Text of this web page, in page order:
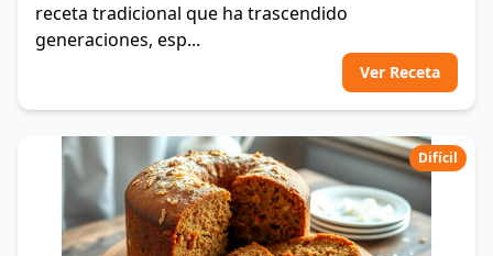
receta tradicional que ha trascendido
generaciones, esp...
Ver Receta
Difícil